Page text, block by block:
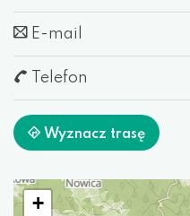
E-mail
Telefon
Wyznacz trasę
+